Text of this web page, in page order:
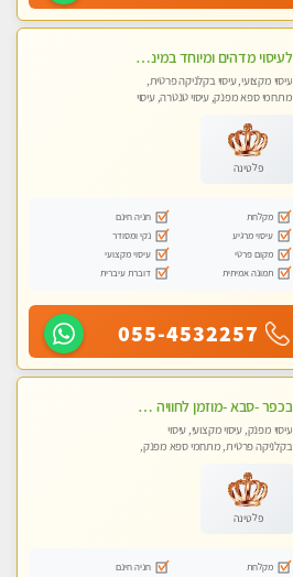
לעיסוי מדהים ומיוחד במינו !!מומלץ לחלוטין!!ללא מין !!
עיסוי מקצועי, עיסוי בקלניקה פרטית,
מתחמי ספא מפנק, עיסוי טנטרה, עיסוי
פלטינה
מקלחת
חניה חינם
עיסוי מרגיע
נקי ומסודר
מקום פרטי
עיסוי מקצועי
תמונה אמיתית
דוברת עיברית
055-4532257
בכפר -סבא -מוזמן לחוויה בלתי נשכחת!!!עיסוי מפנק ביותר מומלץ לחלוטין!!!
עיסוי מפנק, עיסוי מקצועי, עיסוי
בקלניקה פרטית, מתחמי ספא מפנק,
לנשים בלבד
פלטינה
מקלחת
חניה חינם